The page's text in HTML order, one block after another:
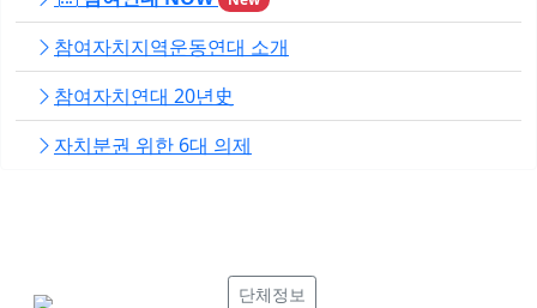
참여자치지역운동연대 소개
참여자치연대 20년史
자치분권 위한 6대 의제
단체정보